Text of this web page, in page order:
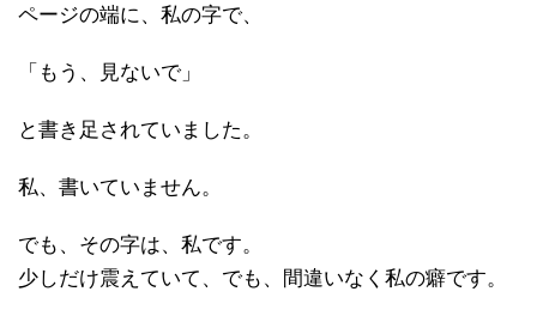
ページの端に、私の字で、
「もう、見ないで」
と書き足されていました。
私、書いていません。
でも、その字は、私です。
少しだけ震えていて、でも、間違いなく私の癖です。